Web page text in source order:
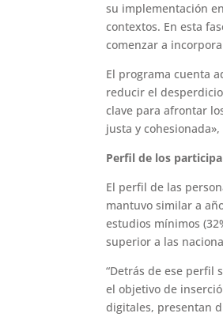
su implementación
contextos. En esta
comenzar a
El programa cuenta
reducir el
clave para afrontar
justa y
Perfil de los
El perfil de las
mantuvo similar a
estudios mínimos
superior a las
“Detrás de ese perfil
el objetivo de
digitales, presentan